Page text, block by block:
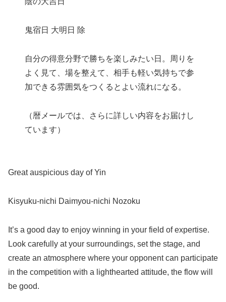
鬼宿日 大明日 除
自分の得意分野で勝ちを楽しみたい日。周りを
よく見て、場を整えて、相手も軽い気持ちで参
加できる雰囲気をつくるとよい流れになる。
（暦メールでは、さらに詳しい内容をお届けし
ています）
Great auspicious day of Yin
Kisyuku-nichi Daimyou-nichi Nozoku
It’s a good day to enjoy winning in your field of expertise.
Look carefully at your surroundings, set the stage, and
create an atmosphere where your opponent can participate
in the competition with a lighthearted attitude, the flow will
be good.